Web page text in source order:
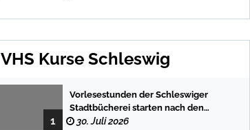
VHS Kurse Schleswig
1
Vorlesestunden der Schleswiger
Stadtbücherei starten nach den
Sommerferien mit spannenden
30. Juli 2026